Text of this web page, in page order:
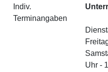
Indiv.
Terminangaben
Uhr -